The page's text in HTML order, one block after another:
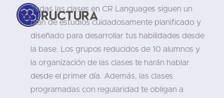
Estructura
Todas las clases en CR Languages siguen un
plan de estudios cuidadosamente planificado y
diseñado para desarrollar tus habilidades desde
la base. Los grupos reducidos de 10 alumnos y
la organización de las clases te harán hablar
desde el primer día. Además, las clases
programadas con regularidad te obligan a